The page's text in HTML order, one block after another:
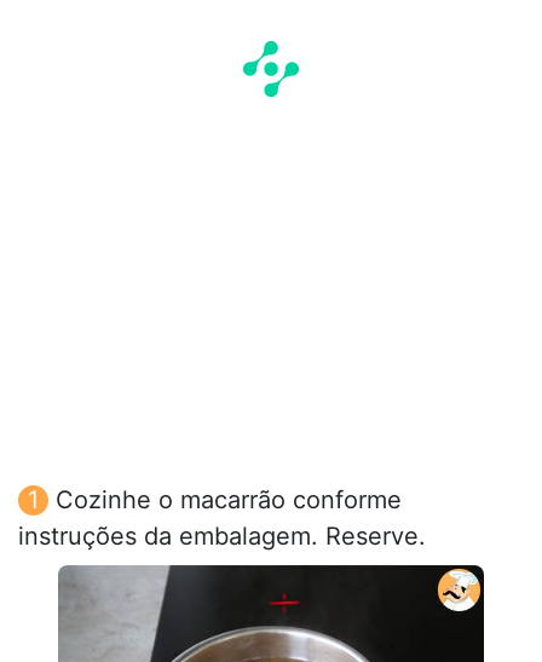
Cozinhe o macarrão conforme
instruções da embalagem. Reserve.